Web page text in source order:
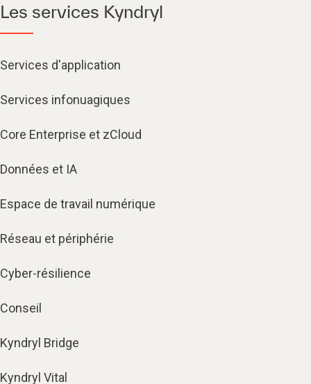
Les services Kyndryl
Services d'application
Services infonuagiques​
Core Enterprise et zCloud
Données et IA
Espace de travail numérique
Réseau et périphérie
Cyber-résilience
Conseil
Kyndryl Bridge
Kyndryl Vital